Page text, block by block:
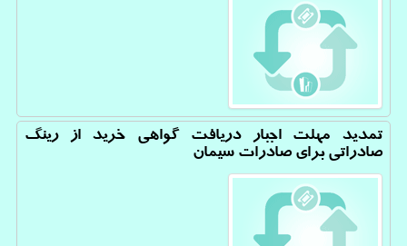
تمدید مهلت اجبار دریافت گواهی خرید از رینگ
صادراتی برای صادرات سیمان